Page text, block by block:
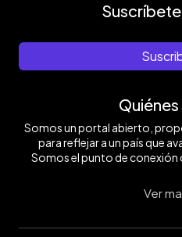
Somos un portal abierto,
para reflejar a un país que
Somos el punto de conexión
Ver